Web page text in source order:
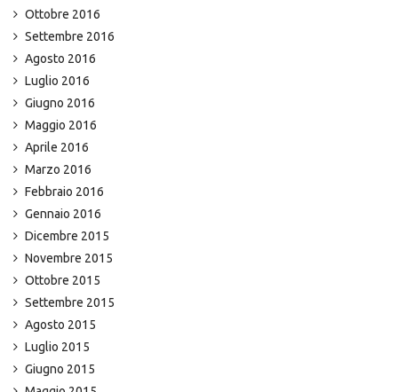
Ottobre 2016
Settembre 2016
Agosto 2016
Luglio 2016
Giugno 2016
Maggio 2016
Aprile 2016
Marzo 2016
Febbraio 2016
Gennaio 2016
Dicembre 2015
Novembre 2015
Ottobre 2015
Settembre 2015
Agosto 2015
Luglio 2015
Giugno 2015